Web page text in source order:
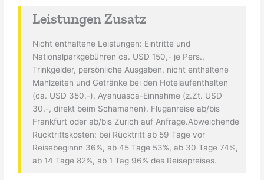
Leistungen Zusatz
Nicht enthaltene Leistungen: Eintritte und
Nationalparkgebühren ca. USD 150,- je Pers.,
Trinkgelder, persönliche Ausgaben, nicht enthaltene
Mahlzeiten und Getränke bei den Hotelaufenthalten
(ca. USD 350,-), Ayahuasca-Einnahme (z.Zt. USD
30,-, direkt beim Schamanen). Fluganreise ab/bis
Frankfurt oder ab/bis Zürich auf Anfrage.Abweichende
Rücktrittskosten: bei Rücktritt ab 59 Tage vor
Reisebeginnn 36%, ab 45 Tage 53%, ab 30 Tage 74%,
ab 14 Tage 82%, ab 1 Tag 96% des Reisepreises.